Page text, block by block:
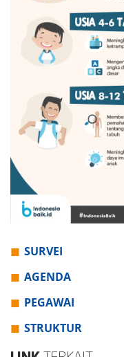
SURVEI
AGENDA
PEGAWAI
STRUKTUR